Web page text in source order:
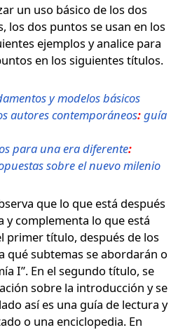
un uso básico de los dos
los dos puntos se usan en los
ejemplos y analice para
en los siguientes títulos.
y modelos básicos
autores contemporáneos:guía
para una era diferente:
sobre el nuevo milenio
que lo que está después
y complementa lo que está
primer título, después de los
qué subtemas se abordarán o
I”. En el segundo título, se
sobre la introducción y se
así es una guía de lectura y
o una enciclopedia. En